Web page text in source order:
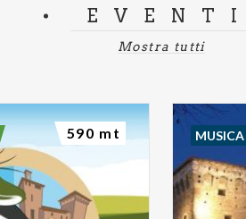
EVENTI
Mostra tutti
590 mt